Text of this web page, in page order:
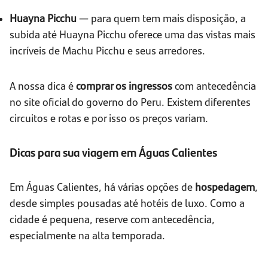
Huayna Picchu— para quem tem mais disposição, a
subida até Huayna Picchu oferece uma das vistas mais
incríveis de Machu Picchu e seus arredores.
A nossa dica écomprar os ingressoscom antecedência
no site oficial do governo do Peru. Existem diferentes
circuitos e rotas e por isso os preços variam.
Dicas para sua viagem em Águas Calientes
Em Águas Calientes, há várias opções de hospedagem,
desde simples pousadas até hotéis de luxo. Como a
cidade é pequena, reserve com antecedência,
especialmente na alta temporada.